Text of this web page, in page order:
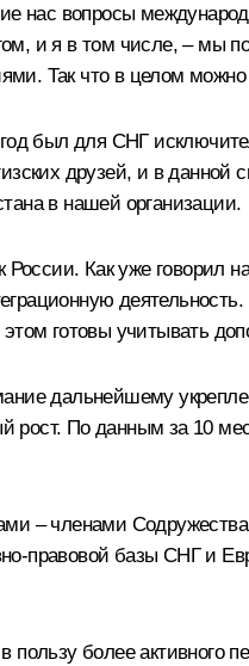
нас вопросы
и я в том числе, – мы
Так что в целом
был для СНГ
друзей, и в
в нашей организации.
России. Как уже
готовы учитывать
дальнейшему
По данным за 10
– членами
правовой базы СНГ и
более